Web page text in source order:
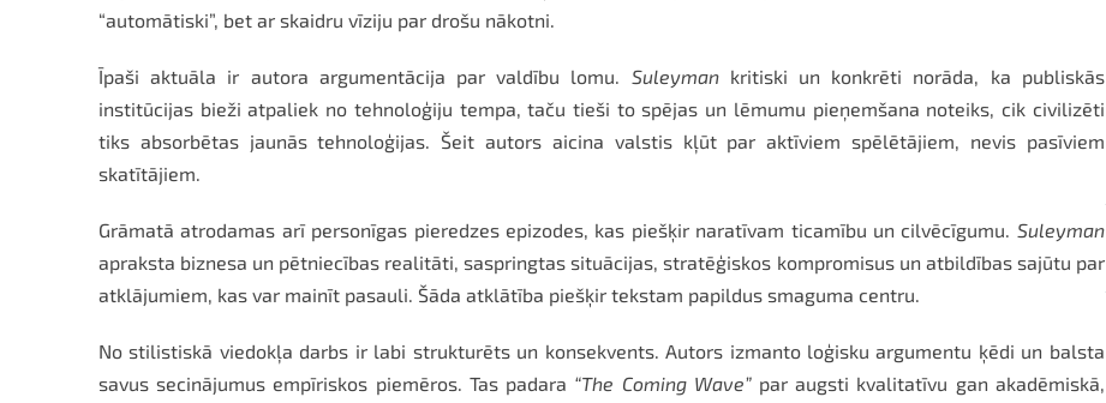
“automātiski”, bet ar skaidru vīziju par drošu nākotni.
Īpaši aktuāla ir autora argumentācija par valdību lomu. Suleymankritiski un konkrēti norāda, ka publiskās
institūcijas bieži atpaliek no tehnoloģiju tempa, taču tieši to spējas un lēmumu pieņemšana noteiks, cik civilizēti
tiks absorbētas jaunās tehnoloģijas. Šeit autors aicina valstis kļūt par aktīviem spēlētājiem, nevis pasīviem
skatītājiem.
Grāmatā atrodamas arī personīgas pieredzes epizodes, kas piešķir naratīvam ticamību un cilvēcīgumu. Suleyman
apraksta biznesa un pētniecības realitāti, saspringtas situācijas, stratēģiskos kompromisus un atbildības sajūtu par
atklājumiem, kas var mainīt pasauli. Šāda atklātība piešķir tekstam papildus smaguma centru.
No stilistiskā viedokļa darbs ir labi strukturēts un konsekvents. Autors izmanto loģisku argumentu ķēdi un balsta
savus secinājumus empīriskos piemēros. Tas padara “The Coming Wave”par augsti kvalitatīvu gan akadēmiskā,